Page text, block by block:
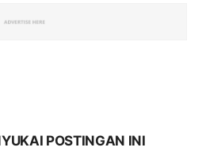
POSTINGAN INI